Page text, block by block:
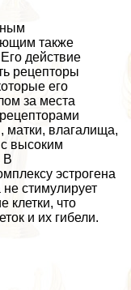
также
действие
рецепторы
его
за места
матки, влагалища,
высоким
В
эстрогена
стимулирует
клетки, что
и их гибели.